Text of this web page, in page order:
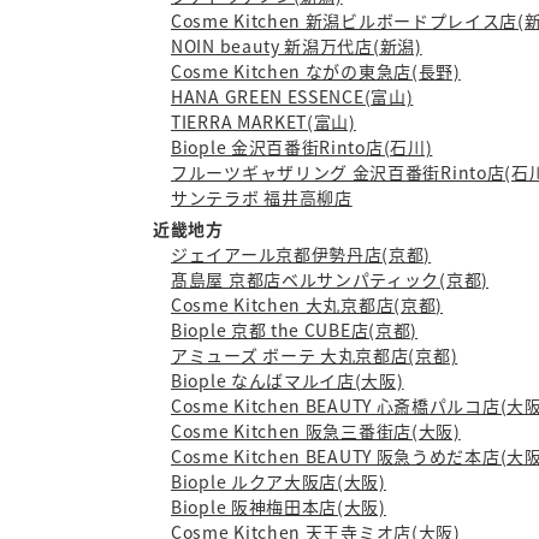
Cosme Kitchen 新潟ビルボードプレイス店(
NOIN beauty 新潟万代店(新潟)
Cosme Kitchen ながの東急店(長野)
HANA GREEN ESSENCE(富山)
TIERRA MARKET(富山)
Biople 金沢百番街Rinto店(石川)
フルーツギャザリング 金沢百番街Rinto店(石
サンテラボ 福井高柳店
近畿地方
ジェイアール京都伊勢丹店(京都)
髙島屋 京都店ベルサンパティック(京都)
Cosme Kitchen 大丸京都店(京都)
Biople 京都 the CUBE店(京都)
アミューズ ボーテ 大丸京都店(京都)
Biople なんばマルイ店(大阪)
Cosme Kitchen BEAUTY 心斎橋パルコ店(大
Cosme Kitchen 阪急三番街店(大阪)
Cosme Kitchen BEAUTY 阪急うめだ本店(大
Biople ルクア大阪店(大阪)
Biople 阪神梅田本店(大阪)
Cosme Kitchen 天王寺ミオ店(大阪)